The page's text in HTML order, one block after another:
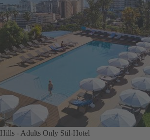
- Adults Only Stil-Hotel